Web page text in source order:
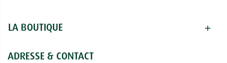
LA BOUTIQUE add
ADRESSE & CONTACT